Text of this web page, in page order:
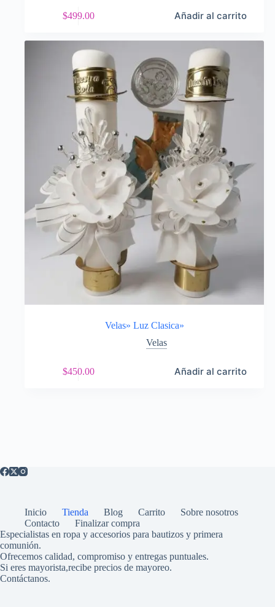
$499.00 Añadir al carrito
Velas» Luz Clasica»
Velas
$450.00 Añadir al carrito
Inicio Tienda Blog Carrito
Sobre nosotros
Contacto
Finalizar compra
Especialistas en ropa y accesorios para bautizos y primera
comunión.
Ofrecemos calidad, compromiso y entregas puntuales.
Si eres mayorista,recibe precios de mayoreo.
Contáctanos.